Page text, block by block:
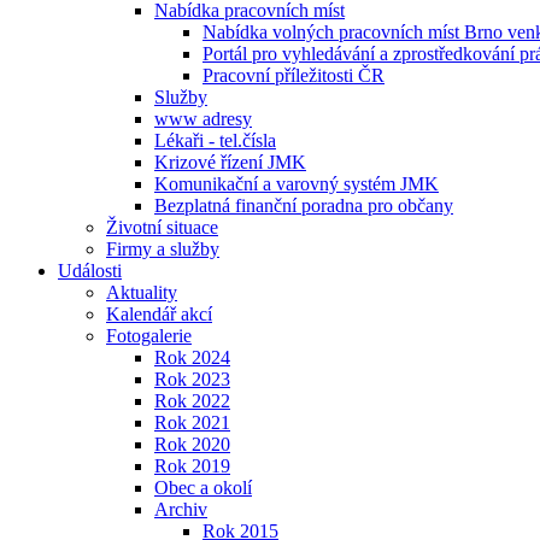
Nabídka pracovních míst
Nabídka volných pracovních míst Brno
Portál pro vyhledávání a zprostředkování
Pracovní příležitosti ČR
Služby
www adresy
Lékaři - tel.čísla
Krizové řízení JMK
Komunikační a varovný systém JMK
Bezplatná finanční poradna pro občany
Životní situace
Firmy a služby
Události
Aktuality
Kalendář akcí
Fotogalerie
Rok 2024
Rok 2023
Rok 2022
Rok 2021
Rok 2020
Rok 2019
Obec a okolí
Archiv
Rok 2015